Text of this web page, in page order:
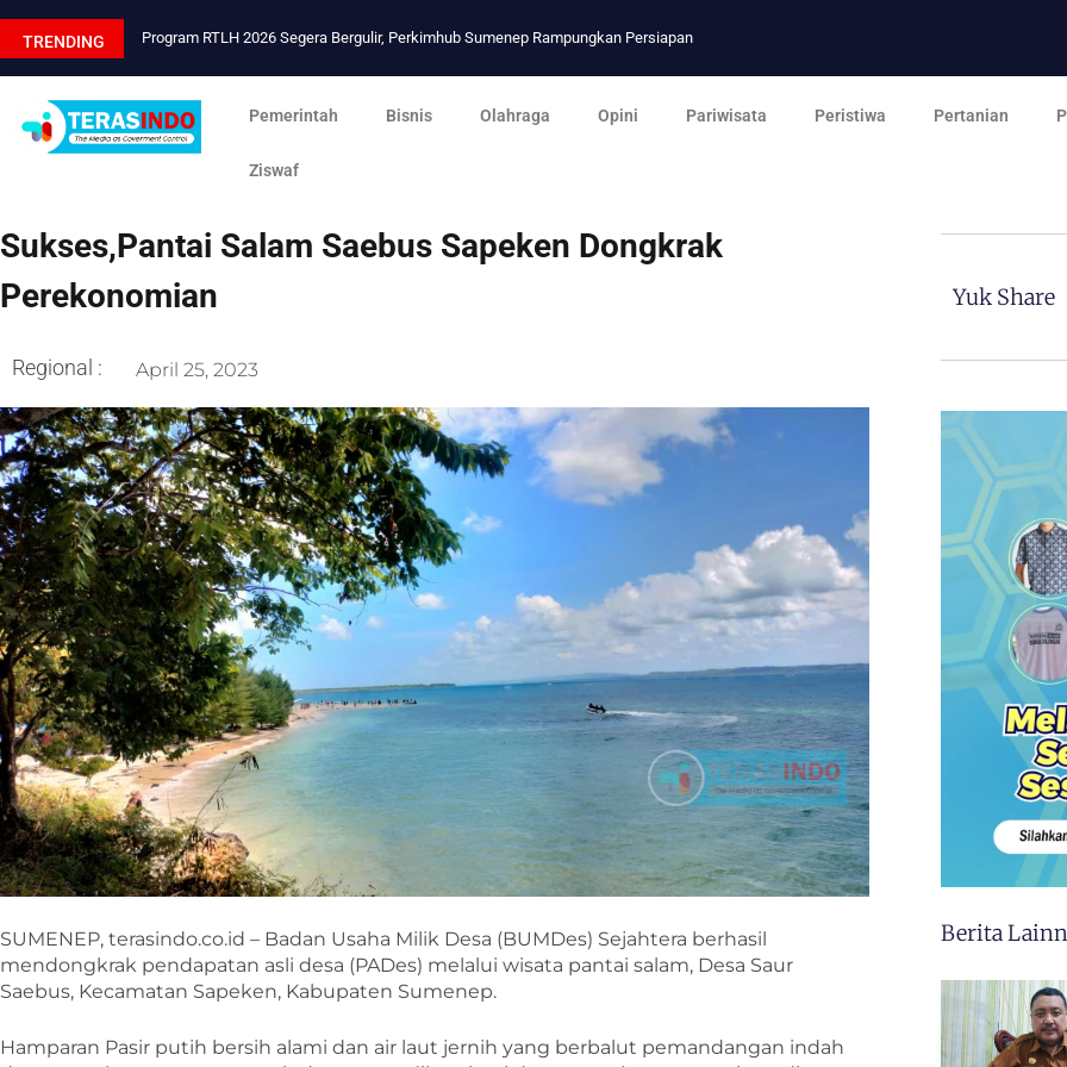
TRENDING Program RTLH 2026 Segera Bergulir, Perkimhub Sumenep Rampungkan Persiapan
Pemerintah Bisnis Olahraga Opini Pariwisata Peristiwa Pertanian
Ziswaf
Sukses,Pantai Salam Saebus Sapeken Dongkrak
Perekonomian
Regional : April 25, 2023
SUMENEP, terasindo.co.id – Badan Usaha Milik Desa (BUMDes) Sejahtera berhasil
mendongkrak pendapatan asli desa (PADes) melalui wisata pantai salam, Desa Saur
Saebus, Kecamatan Sapeken, Kabupaten Sumenep.
Hamparan Pasir putih bersih alami dan air laut jernih yang berbalut pemandangan indah
Yuk Share
Berita